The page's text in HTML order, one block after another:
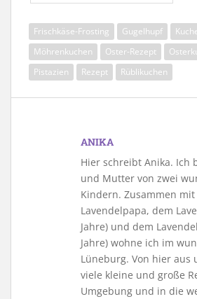
Frischkäse-Frosting Gugelhupf
Möhrenkuchen
Oster-Rezept
Pistazien
Rezept Rüblikuchen
ANIKA
Hier schreibt Anika. Ich
und Mutter von zwei
Kindern. Zusammen mit
Lavendelpapa, dem
Jahre) und dem
Jahre) wohne ich im
Lüneburg. Von hier
viele kleine und große
Umgebung und in die